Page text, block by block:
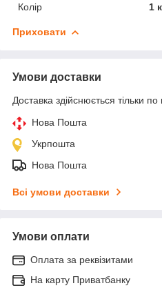
Колір
1
Приховати
Умови доставки
Доставка здійснюється тільки по
Нова Пошта
Укрпошта
Нова Пошта
Всі умови доставки
Умови оплати
Оплата за реквізитами
На карту Приватбанку